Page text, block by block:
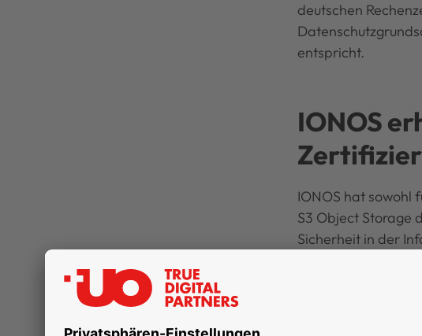
deutschen
entspricht.
IONOS
IONOS hat sowohl
S3 Object Storage
Sicherheit in der
Zertifikat beweist,
Datenschutz- und